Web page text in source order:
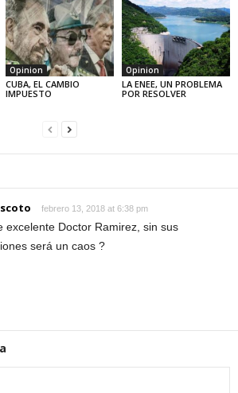
Opinion
CUBA, EL CAMBIO
IMPUESTO
Opinion
LA ENEE, UN PROBLEMA
POR RESOLVER
febrero 13, 2018 at 6:38 pm
excelente Doctor Ramirez, sin sus
será un caos ?